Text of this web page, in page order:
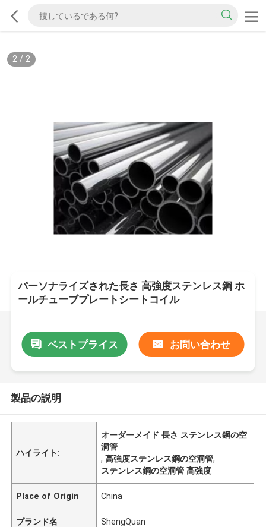
2/ 2
パーソナライズされた長さ 高強度ステンレス鋼 ホ
ールチューブプレートシートコイル
ベストプライス お問い合わせ
製品の説明
ハイライト:
オーダーメイド 長さ ステンレス鋼の空
洞管
,高強度ステンレス鋼の空洞管,
ステンレス鋼の空洞管 高強度
Place of Origin China
ブランド名 ShengQuan